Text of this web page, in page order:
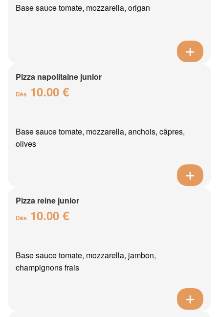
Base sauce tomate, mozzarella, origan
Pizza napolitaine junior
Dès 10.00 €
Base sauce tomate, mozzarella, anchois, câpres,
olives
Pizza reine junior
Dès 10.00 €
Base sauce tomate, mozzarella, jambon,
champignons frais